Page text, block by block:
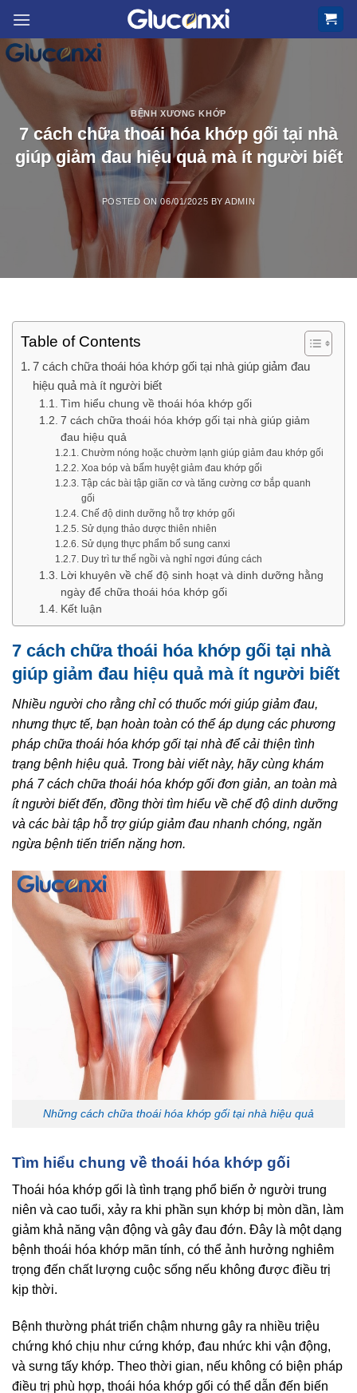
content
BỆNH XƯƠNG KHỚP
7 cách chữa thoái hóa khớp gối tại nhà
giúp giảm đau hiệu quả mà ít người biết
POSTED ON06/01/2025 BYADMIN
Table of Contents
7 cách chữa thoái hóa khớp gối tại nhà giúp giảm đau
hiệu quả mà ít người biết
Tìm hiểu chung về thoái hóa khớp gối
7 cách chữa thoái hóa khớp gối tại nhà giúp giảm
đau hiệu quả
Chườm nóng hoặc chườm lạnh giúp giảm đau khớp gối
Xoa bóp và bấm huyệt giảm đau khớp gối
Tập các bài tập giãn cơ và tăng cường cơ bắp quanh
gối
Chế độ dinh dưỡng hỗ trợ khớp gối
Sử dụng thảo dược thiên nhiên
Sử dụng thực phẩm bổ sung canxi
Duy trì tư thế ngồi và nghỉ ngơi đúng cách
Lời khuyên về chế độ sinh hoạt và dinh dưỡng hằng
ngày để chữa thoái hóa khớp gối
Kết luận
7 cách chữa thoái hóa khớp gối tại nhà
giúp giảm đau hiệu quả mà ít người biết
Nhiều người cho rằng chỉ có thuốc mới giúp giảm đau,
nhưng thực tế, bạn hoàn toàn có thể áp dụng các phương
pháp chữa thoái hóa khớp gối tại nhà để cải thiện tình
trạng bệnh hiệu quả. Trong bài viết này, hãy cùng khám
phá 7 cách chữa thoái hóa khớp gối đơn giản, an toàn mà
ít người biết đến, đồng thời tìm hiểu về chế độ dinh dưỡng
và các bài tập hỗ trợ giúp giảm đau nhanh chóng, ngăn
ngừa bệnh tiến triển nặng hơn.
Những cách chữa thoái hóa khớp gối tại nhà hiệu quả
Tìm hiểu chung về thoái hóa khớp gối
Thoái hóa khớp gối là tình trạng phổ biến ở người trung
niên và cao tuổi, xảy ra khi phần sụn khớp bị mòn dần, làm
giảm khả năng vận động và gây đau đớn. Đây là một dạng
bệnh thoái hóa khớp mãn tính, có thể ảnh hưởng nghiêm
trọng đến chất lượng cuộc sống nếu không được điều trị
kịp thời.
Bệnh thường phát triển chậm nhưng gây ra nhiều triệu
chứng khó chịu như cứng khớp, đau nhức khi vận động,
và sưng tấy khớp. Theo thời gian, nếu không có biện pháp
điều trị phù hợp, thoái hóa khớp gối có thể dẫn đến biến